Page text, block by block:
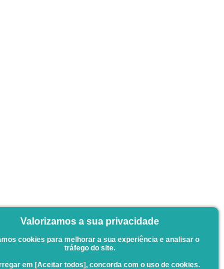
Valorizamos a sua privacidade
cookies para melhorar a sua experiência e analisar o
tráfego do site.
em [Aceitar todos], concorda com o uso de cookies.